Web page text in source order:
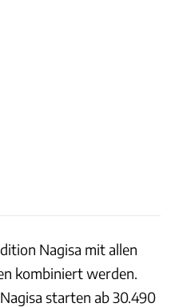
Nagisa mit allen
kombiniert werden.
starten ab 30.490